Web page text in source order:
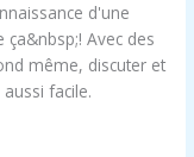
d'une
Avec des
même, discuter et
facile.